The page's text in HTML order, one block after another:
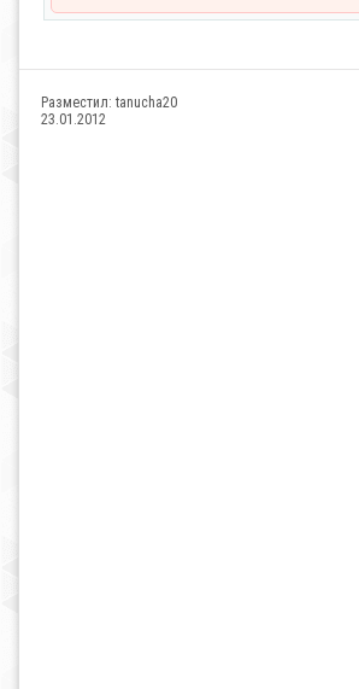
Разместил: tanucha20
23.01.2012